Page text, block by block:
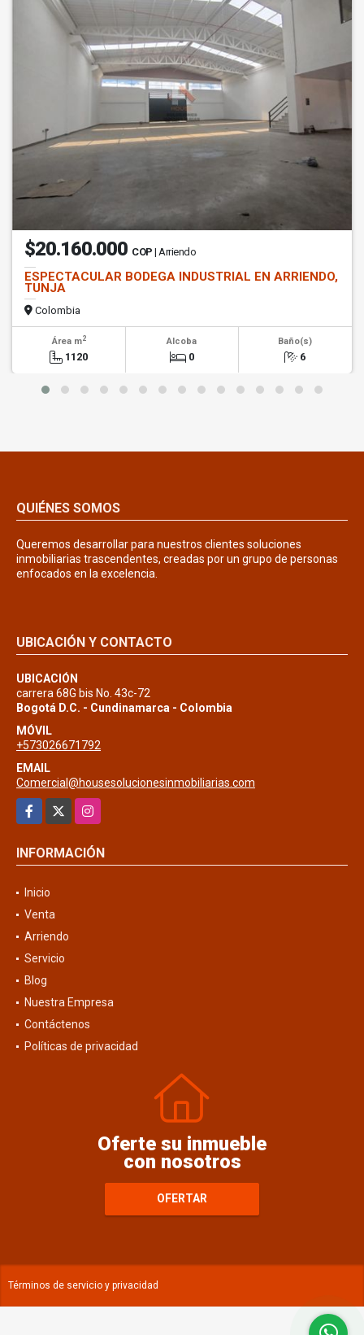
$20.160.000 COP | Arriendo
ESPECTACULAR BODEGA INDUSTRIAL EN ARRIENDO,
TUNJA
Colombia
Área m2
1120
Alcoba
0
Baño(s)
6
QUIÉNES SOMOS
Queremos desarrollar para nuestros clientes soluciones
inmobiliarias trascendentes, creadas por un grupo de personas
enfocados en la excelencia.
UBICACIÓN Y CONTACTO
UBICACIÓN
carrera 68G bis No. 43c-72
Bogotá D.C. - Cundinamarca - Colombia
MÓVIL
+573026671792
EMAIL
Comercial@housesolucionesinmobiliarias.com
Facebook
Instagram
INFORMACIÓN
Inicio
Venta
Arriendo
Servicio
Blog
Nuestra Empresa
Contáctenos
Políticas de privacidad
Oferte su inmueble
con nosotros
OFERTAR
Términos de servicio y privacidad